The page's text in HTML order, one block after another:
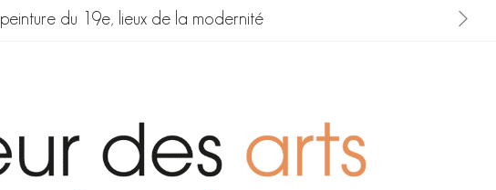
peinture du 19e, lieux de la modernité